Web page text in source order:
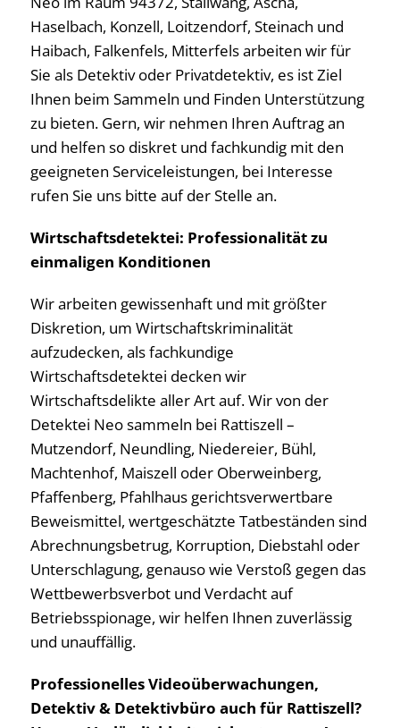
Haselbach, Konzell, Loitzendorf, Steinach und
Haibach, Falkenfels, Mitterfels arbeiten wir für
Sie als Detektiv oder Privatdetektiv, es ist Ziel
Ihnen beim Sammeln und Finden Unterstützung
zu bieten. Gern, wir nehmen Ihren Auftrag an
und helfen so diskret und fachkundig mit den
geeigneten Serviceleistungen, bei Interesse
rufen Sie uns bitte auf der Stelle an.
Wirtschaftsdetektei: Professionalität zu
einmaligen Konditionen
Wir arbeiten gewissenhaft und mit größter
Diskretion, um Wirtschaftskriminalität
aufzudecken, als fachkundige
Wirtschaftsdetektei decken wir
Wirtschaftsdelikte aller Art auf. Wir von der
Detektei Neo sammeln bei Rattiszell –
Mutzendorf, Neundling, Niedereier, Bühl,
Machtenhof, Maiszell oder Oberweinberg,
Pfaffenberg, Pfahlhaus gerichtsverwertbare
Beweismittel, wertgeschätzte Tatbeständen sind
Abrechnungsbetrug, Korruption, Diebstahl oder
Unterschlagung, genauso wie Verstoß gegen das
Wettbewerbsverbot und Verdacht auf
Betriebsspionage, wir helfen Ihnen zuverlässig
und unauffällig.
Professionelles Videoüberwachungen,
Detektiv & Detektivbüro auch für Rattiszell?